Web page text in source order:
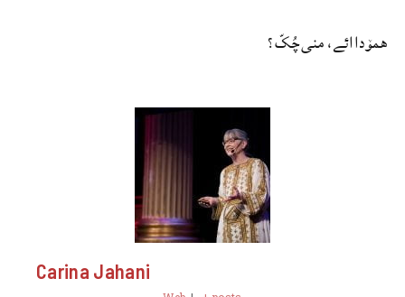
همۆدا ائے، منی چُکّ؟
Carina Jahani